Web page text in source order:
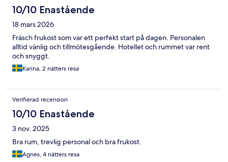
10/10 Enastående
18 mars 2026
Fräsch frukost som var ett perfekt start på dagen. Personalen
alltid vänlig och tillmötesgående. Hotellet och rummet var rent
och snyggt.
Karina, 2 nätters resa
Verifierad recension
10/10 Enastående
3 nov. 2025
Bra rum, trevlig personal och bra frukost.
Agnes, 4 nätters resa